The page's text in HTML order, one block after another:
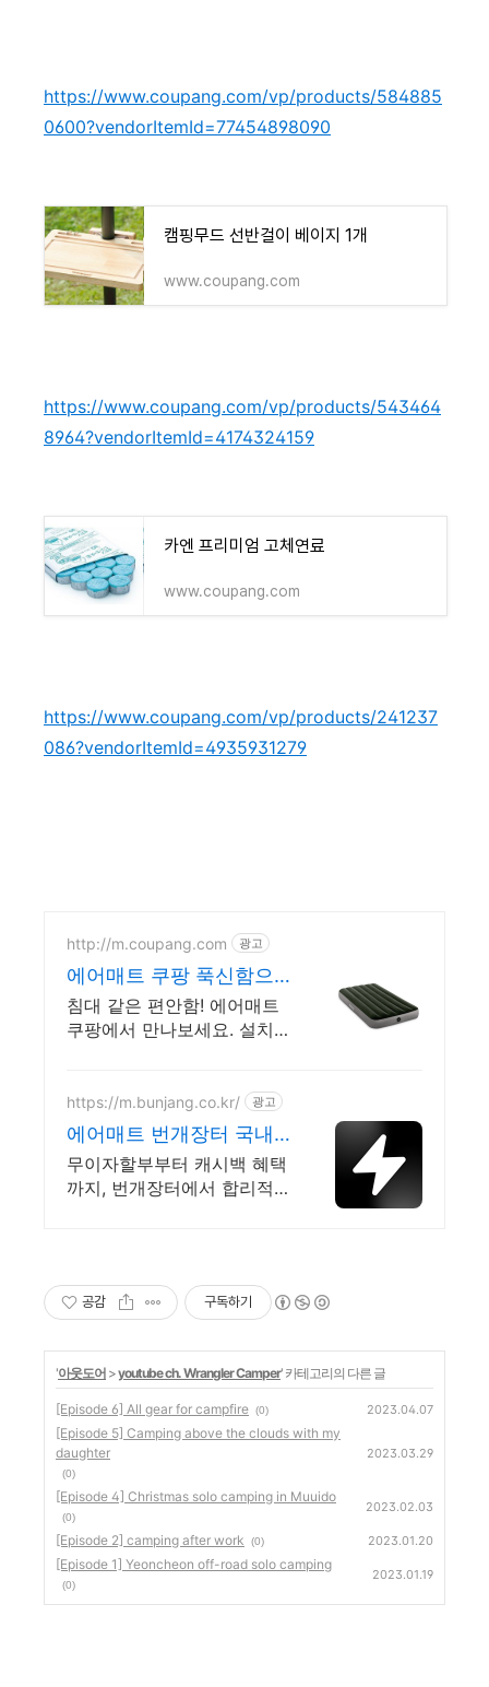
https://www.coupang.com/vp/products/584885
0600?vendorItemId=77454898090
캠핑무드 선반걸이 베이지 1개
www.coupang.com
https://www.coupang.com/vp/products/543464
8964?vendorItemId=4174324159
카엔 프리미엄 고체연료
www.coupang.com
https://www.coupang.com/vp/products/241237
086?vendorItemId=4935931279
http://m.coupang.com 광고
에어매트 쿠팡 푹신함으
로 깊은 숙면
침대 같은 편안함! 에어매트
쿠팡에서 만나보세요. 설치
보세요.
https://m.bunjang.co.kr/ 광고
에어매트 번개장터 국내
최대 브랜드 중고거래
무이자할부부터 캐시백 혜택
까지, 번개장터에서 합리적으
신규 상품 업로드
공감 구독하기
'아웃도어 >youtube ch. Wrangler Camper' 카테고리의 다른 글
[Episode 6] All gear for campfire (0) 2023.04.07
[Episode 5] Camping above the clouds with my
daughter
(0)
2023.03.29
[Episode 4] Christmas solo camping in Muuido
(0)
2023.02.03
[Episode 2] camping after work (0) 2023.01.20
[Episode 1] Yeoncheon off-road solo camping
(0)
2023.01.19